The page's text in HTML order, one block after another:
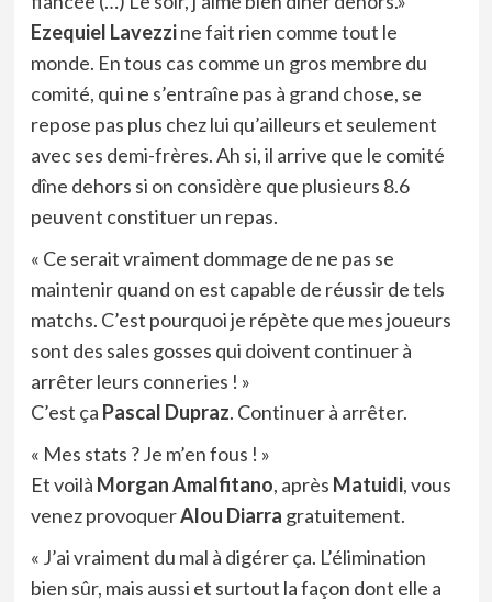
Ezequiel Lavezzine fait rien comme tout le
monde. En tous cas comme un gros membre du
comité, qui ne s’entraîne pas à grand chose, se
repose pas plus chez lui qu’ailleurs et seulement
avec ses demi-frères. Ah si, il arrive que le comité
dîne dehors si on considère que plusieurs 8.6
peuvent constituer un repas.
« Ce serait vraiment dommage de ne pas se
maintenir quand on est capable de réussir de tels
matchs. C’est pourquoi je répète que mes joueurs
sont des sales gosses qui doivent continuer à
arrêter leurs conneries ! »
C’est ça Pascal Dupraz. Continuer à arrêter.
« Mes stats ? Je m’en fous ! »
Et voilà Morgan Amalfitano, après Matuidi, vous
venez provoquerAlou Diarra gratuitement.
« J’ai vraiment du mal à digérer ça. L’élimination
bien sûr, mais aussi et surtout la façon dont elle a